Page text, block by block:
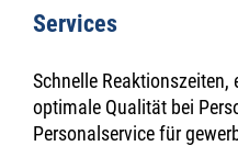
Services
Schnelle
optimale Qualität bei
Personalservice für